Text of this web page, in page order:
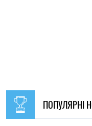
ПОПУЛЯРНІ